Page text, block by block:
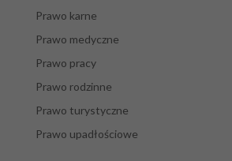
Prawo karne
Prawo medyczne
Prawo pracy
Prawo rodzinne
Prawo turystyczne
Prawo upadłościowe